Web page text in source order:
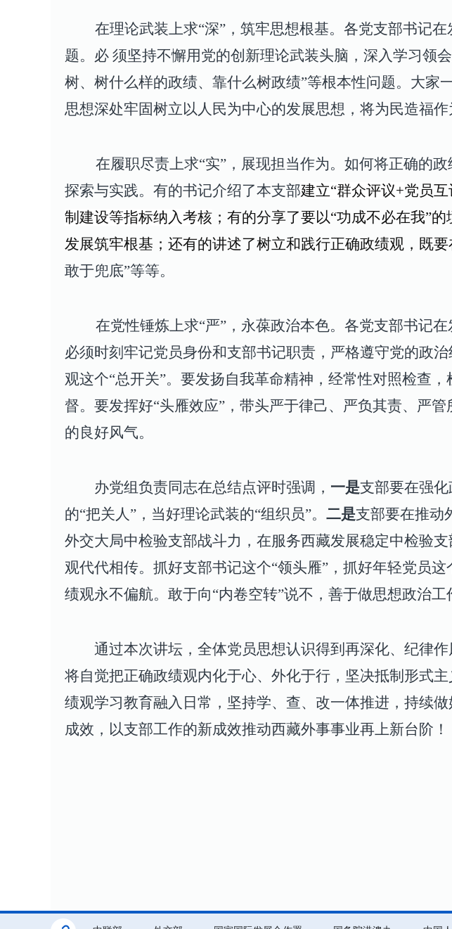
在理论武装上求“深”，筑牢思想根基。各党支部书记在
题。必 须坚持不懈用党的创新理论武装头脑，深入学习领
树、树什么样的政绩、靠什么树政绩”等根本性问题。大
思想深处牢固树立以人民为中心的发展思想，将为民造福
在履职尽责上求“实”，展现担当作为。 如何将正确的
探索与实践。有的书记介绍了本支部建立“群众评议+党员互
制建设等指标纳入考核 ；有的分享了要以“功成不必在我”
发展筑牢根基；还有的讲述了树立和践行正确政绩观，既
敢于兜底”等等。
在党性锤炼上求“严”，永葆政治本色。 各党支部书记在
必须时刻牢记党员身份和支部书记职责，严格遵守党的政
观这个“总开关”。要发扬自我革命精神，经常性对照检查
督。要发挥好“头雁效应”，带头严于律己、严负其责、严
的良好风气。
办党组负责同志在总结点评时强调， 一是支部要在强
的“把关人” ，当好理论武装的“组织员”。 二是支部要在推动
外交大局中检验支部战斗力 ， 在服务西藏发展稳定中检验支
观代代相传。 抓好支部书记这个“领头雁” ， 抓好年轻党员这
绩观永不偏航。 敢于向“内卷空转”说不 ， 善于做思想政治工
通过本次讲坛，全体党员思想认识得到再深化、纪律
将自觉把正确政绩观内化于心、外化于行，坚决抵制形式
绩观学习教育融入日常，坚持学、查、改一体推进，持续
成效，以支部工作的新成效推动西藏外事事业再上新台阶！